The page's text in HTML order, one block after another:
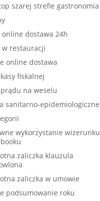
szarej strefie gastronomia
dostawa 24h
w restauracji
online dostawa
fiskalnej
na weselu
sanitarno-epidemiologiczne
wykorzystanie wizerunku
zaliczka klauzula
zaliczka w umowie
podsumowanie roku